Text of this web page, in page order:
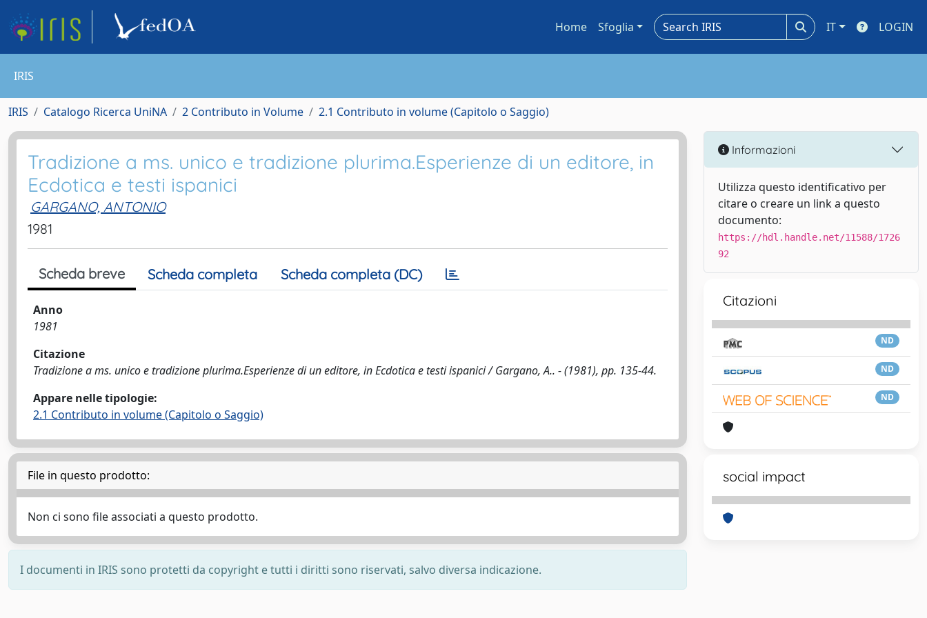
Home Sfoglia IT LOGIN
IRIS
IRIS Catalogo Ricerca UniNA 2 Contributo in Volume 2.1 Contributo in volume (Capitolo o Saggio)
Tradizione a ms. unico e tradizione plurima.Esperienze di un editore, in
Ecdotica e testi ispanici
GARGANO, ANTONIO
1981
Scheda breve Scheda completa Scheda completa (DC)
Anno
1981
Citazione
Tradizione a ms. unico e tradizione plurima.Esperienze di un editore, in Ecdotica e testi ispanici / Gargano, A.. - (1981), pp. 135-44.
Appare nelle tipologie:
2.1 Contributo in volume (Capitolo o Saggio)
File in questo prodotto:
Non ci sono file associati a questo prodotto.
I documenti in IRIS sono protetti da copyright e tutti i diritti sono riservati, salvo diversa indicazione.
Informazioni
Utilizza questo identificativo per
citare o creare un link a questo
documento:
https://hdl.handle.net/11588/1726
92
Citazioni
ND
ND
ND
social impact